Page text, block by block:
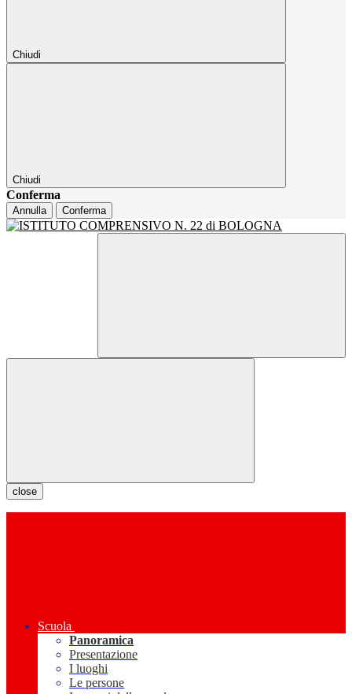
Chiudi
Chiudi
Conferma
Annulla Conferma
close
Scuola
Panoramica
Presentazione
I luoghi
Le persone